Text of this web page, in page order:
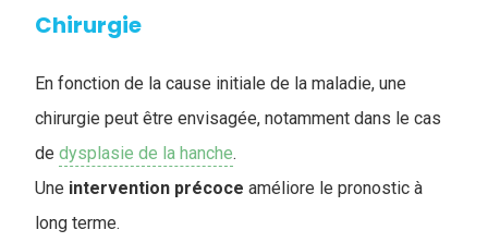
Chirurgie
En fonction de la cause initiale de la maladie, une
chirurgie peut être envisagée, notamment dans le cas
de dysplasie de la hanche.
Une intervention précoce améliore le pronostic à
long terme.